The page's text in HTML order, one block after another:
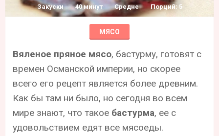
Закуски 40 минут Средне Порций: 5
МЯСО
Вяленое пряное мясо, бастурму, готовят с
времен Османской империи, но скорее
всего его рецепт является более древним.
Как бы там ни было, но сегодня во всем
мире знают, что такое бастурма, ее с
удовольствием едят все мясоеды.